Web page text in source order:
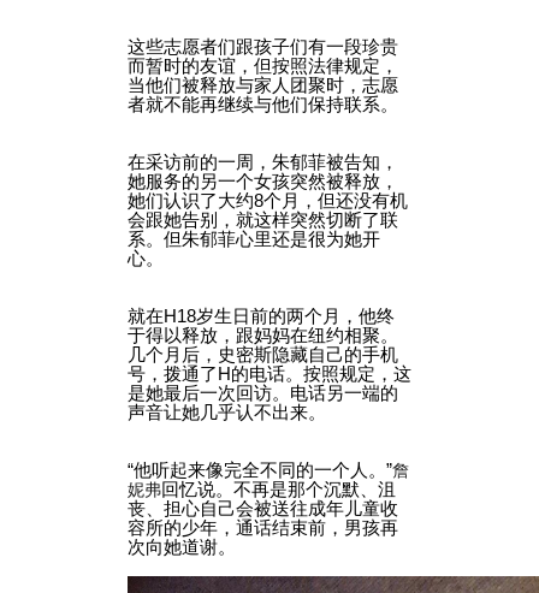
这些志愿者们跟孩子们有一段珍贵
而暂时的友谊，但按照法律规定，
当他们被释放与家人团聚时，志愿
者就不能再继续与他们保持联系。
在采访前的一周，朱郁菲被告知，
她服务的另一个女孩突然被释放，
她们认识了大约8个月，但还没有机
会跟她告别，就这样突然切断了联
系。但朱郁菲心里还是很为她开
心。
就在H18岁生日前的两个月，他终
于得以释放，跟妈妈在纽约相聚。
几个月后，史密斯隐藏自己的手机
号，拨通了H的电话。按照规定，这
是她最后一次回访。电话另一端的
声音让她几乎认不出来。
“他听起来像完全不同的一个人。”詹
妮弗回忆说。不再是那个沉默、沮
丧、担心自己会被送往成年儿童收
容所的少年，通话结束前，男孩再
次向她道谢。